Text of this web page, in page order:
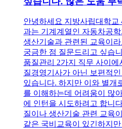
안녕하세요 지방사립대학교
과는 기계계열인 자동차공
생산기술과 관련된 교육이
궁금한 점 질문드리고 싶습
품질관리 2가지 직무 사이
질경영기사가 아닌 보편적
있습니다. 하지만 이와 별개
를 이해하는데 어려움이 많
에 인턴을 시도하려고 합니
질이나 생산기술 관련 교육
같은 국비교육이 있긴하지